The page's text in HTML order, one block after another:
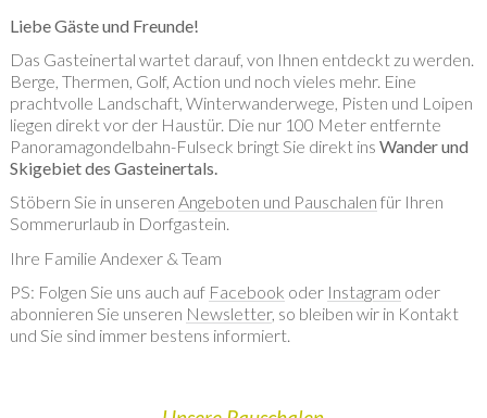
Liebe Gäste und Freunde!
Das Gasteinertal wartet darauf, von Ihnen entdeckt zu werden.
Berge, Thermen, Golf, Action und noch vieles mehr. Eine
prachtvolle Landschaft, Winterwanderwege, Pisten und Loipen
liegen direkt vor der Haustür. Die nur 100 Meter entfernte
Panoramagondelbahn-Fulseck bringt Sie direkt ins Wander und
Skigebiet des Gasteinertals.
Stöbern Sie in unseren Angeboten und Pauschalen für Ihren
Sommerurlaub in Dorfgastein.
Ihre Familie Andexer & Team
PS: Folgen Sie uns auch auf Facebook oder Instagram oder
abonnieren Sie unseren Newsletter, so bleiben wir in Kontakt
und Sie sind immer bestens informiert.